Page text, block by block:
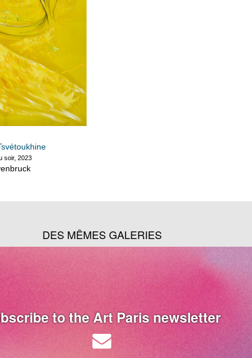
soir, 2023
DES MÊMES GALERIES
to the Art Paris newsletter